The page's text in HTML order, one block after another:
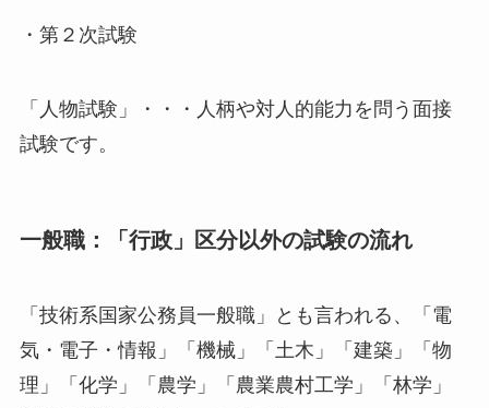
・第２次試験
「人物試験」・・・人柄や対人的能力を問う面接
試験です。
一般職：「行政」区分以外の試験の流れ
「技術系国家公務員一般職」とも言われる、「電
気・電子・情報」「機械」「土木」「建築」「物
理」「化学」「農学」「農業農村工学」「林学」